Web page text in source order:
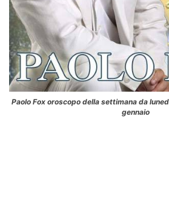
Paolo Fox oroscopo della settimana da
gennaio